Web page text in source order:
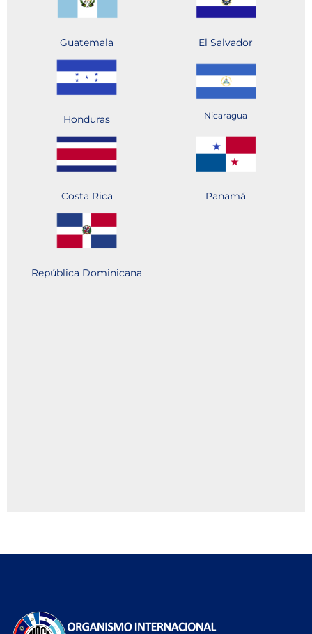
Guatemala El Salvador
Honduras Nicaragua
Costa Rica Panamá
República Dominicana